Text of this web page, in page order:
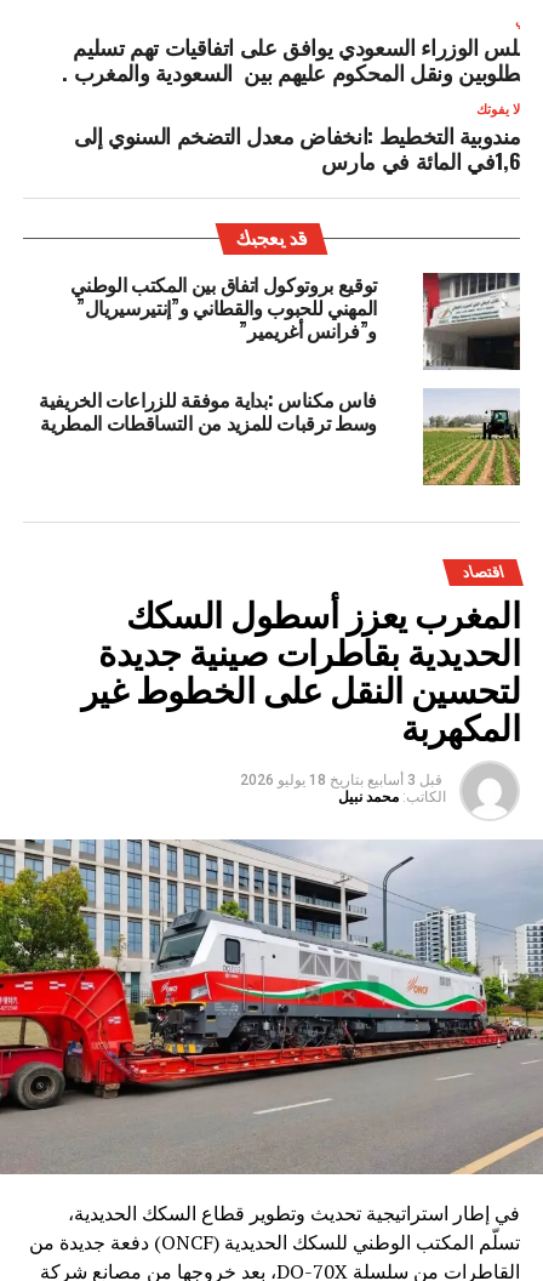
الوزراء السعودي يوافق على اتفاقيات تهم تسليم
ونقل المحكوم عليهم بين السعودية والمغرب .
لا يفوتك
مندوبية التخطيط :انخفاض معدل التضخم السنوي إلى
1,6في المائة في مارس
قد يعجبك
توقيع بروتوكول اتفاق بين المكتب الوطني
المهني للحبوب والقطاني و”إنتيرسيريال”
و”فرانس أغريمير”
فاس مكناس :بداية موفقة للزراعات الخريفية
وسط ترقبات للمزيد من التساقطات المطرية
اقتصاد
المغرب يعزز أسطول السكك
الحديدية بقاطرات صينية جديدة
لتحسين النقل على الخطوط غير
المكهربة
قبل 3 أسابيع بتاريخ 18 يوليو 2026
الكاتب: محمد نبيل
في إطار استراتيجية تحديث وتطوير قطاع السكك الحديدية،
تسلّم المكتب الوطني للسكك الحديدية (ONCF) دفعة جديدة من
القاطرات من سلسلة DO-70X، بعد خروجها من مصانع شركة